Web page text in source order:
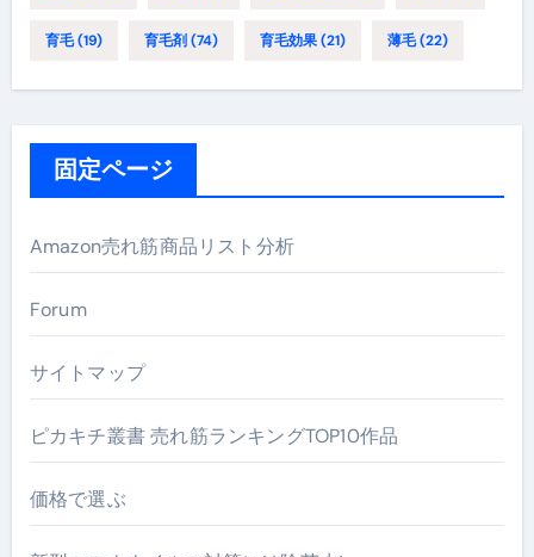
育毛(19) 育毛剤 (74) 育毛効果(21) 薄毛(22)
固定ページ
Amazon売れ筋商品リスト分析
Forum
サイトマップ
ピカキチ叢書 売れ筋ランキングTOP10作品
価格で選ぶ